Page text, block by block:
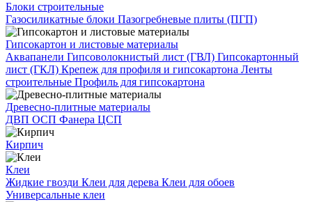
Блоки строительные
Газосиликатные блоки Пазогребневые плиты (ПГП)
Гипсокартон и листовые материалы
Аквапанели Гипсоволокнистый лист (ГВЛ) Гипсокартонный
лист (ГКЛ) Крепеж для профиля и гипсокартона Ленты
строительные Профиль для гипсокартона
Древесно-плитные материалы
ДВП ОСП Фанера ЦСП
Кирпич
Клеи
Жидкие гвозди Клеи для дерева Клеи для обоев
Универсальные клеи